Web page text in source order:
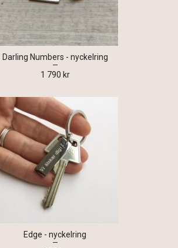
Darling Numbers - nyckelring
1 790 kr
Edge - nyckelring